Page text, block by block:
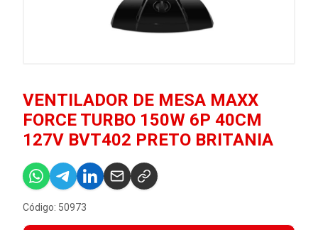
VENTILADOR DE MESA MAXX
FORCE TURBO 150W 6P 40CM
127V BVT402 PRETO BRITANIA
Código: 50973